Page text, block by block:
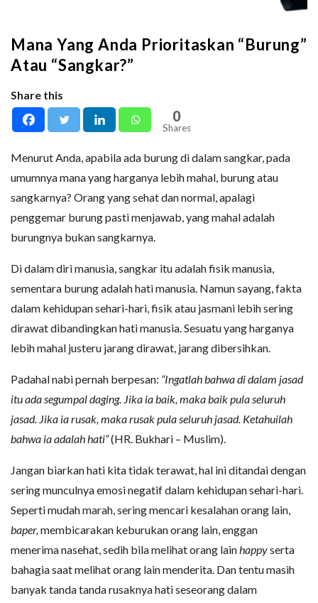
Mana Yang Anda Prioritaskan “Burung”
Atau “Sangkar?”
Share this
0
Shares
Menurut Anda, apabila ada burung di dalam sangkar, pada
umumnya mana yang harganya lebih mahal, burung atau
sangkarnya? Orang yang sehat dan normal, apalagi
penggemar burung pasti menjawab, yang mahal adalah
burungnya bukan sangkarnya.
Di dalam diri manusia, sangkar itu adalah fisik manusia,
sementara burung adalah hati manusia. Namun sayang, fakta
dalam kehidupan sehari-hari, fisik atau jasmani lebih sering
dirawat dibandingkan hati manusia. Sesuatu yang harganya
lebih mahal justeru jarang dirawat, jarang dibersihkan.
Padahal nabi pernah berpesan: “Ingatlah bahwa di dalam jasad
itu ada segumpal daging. Jika ia baik, maka baik pula seluruh
jasad. Jika ia rusak, maka rusak pula seluruh jasad. Ketahuilah
bahwa ia adalah hati”(HR. Bukhari – Muslim).
Jangan biarkan hati kita tidak terawat, hal ini ditandai dengan
sering munculnya emosi negatif dalam kehidupan sehari-hari.
Seperti mudah marah, sering mencari kesalahan orang lain,
baper, membicarakan keburukan orang lain, enggan
menerima nasehat, sedih bila melihat orang lain happyserta
bahagia saat melihat orang lain menderita. Dan tentu masih
banyak tanda tanda rusaknya hati seseorang dalam